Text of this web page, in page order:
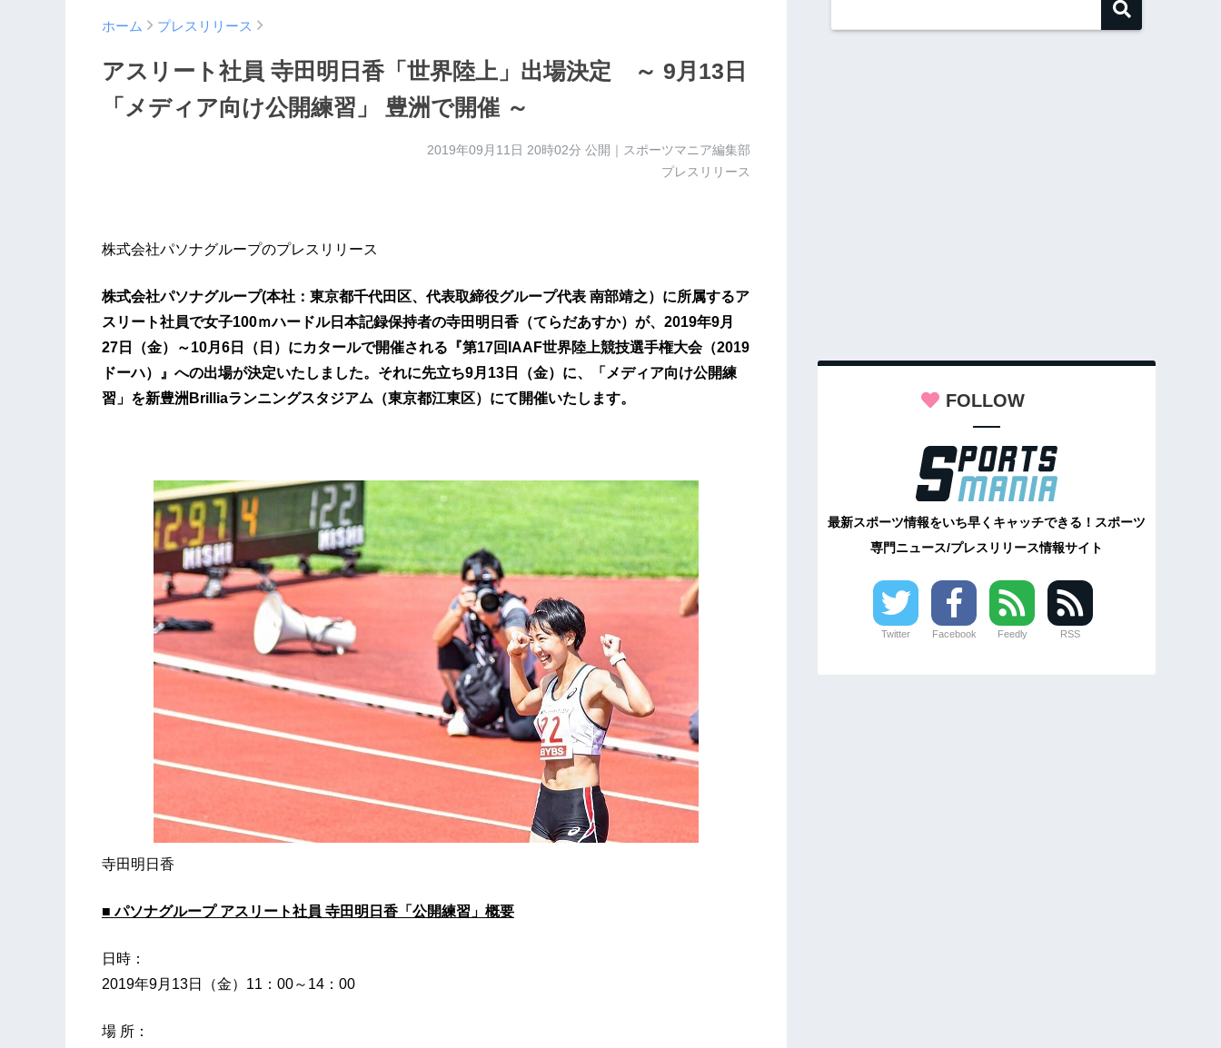
ホーム プレスリリース
アスリート社員 寺田明日香「世界陸上」出場決定 ～ 9月13日
「メディア向け公開練習」 豊洲で開催 ～
2019年09月11日 20時02分 公開｜スポーツマニア編集部
プレスリリース
株式会社パソナグループのプレスリリース
株式会社パソナグループ(本社：東京都千代田区、代表取締役グループ代表 南部靖之）に所属するア
スリート社員で女子100ｍハードル日本記録保持者の寺田明日香（てらだあすか）が、2019年9月
27日（金）～10月6日（日）にカタールで開催される『第17回IAAF世界陸上競技選手権大会（2019
ドーハ）』への出場が決定いたしました。それに先立ち9月13日（金）に、「メディア向け公開練
習」を新豊洲Brilliaランニングスタジアム（東京都江東区）にて開催いたします。
寺田明日香
■ パソナグループ アスリート社員 寺田明日香「公開練習」概要
日時：
2019年9月13日（金）11：00～14：00
場 所：
FOLLOW
最新スポーツ情報をいち早くキャッチできる！スポーツ
専門ニュース/プレスリリース情報サイト
Twitter Facebook Feedly RSS